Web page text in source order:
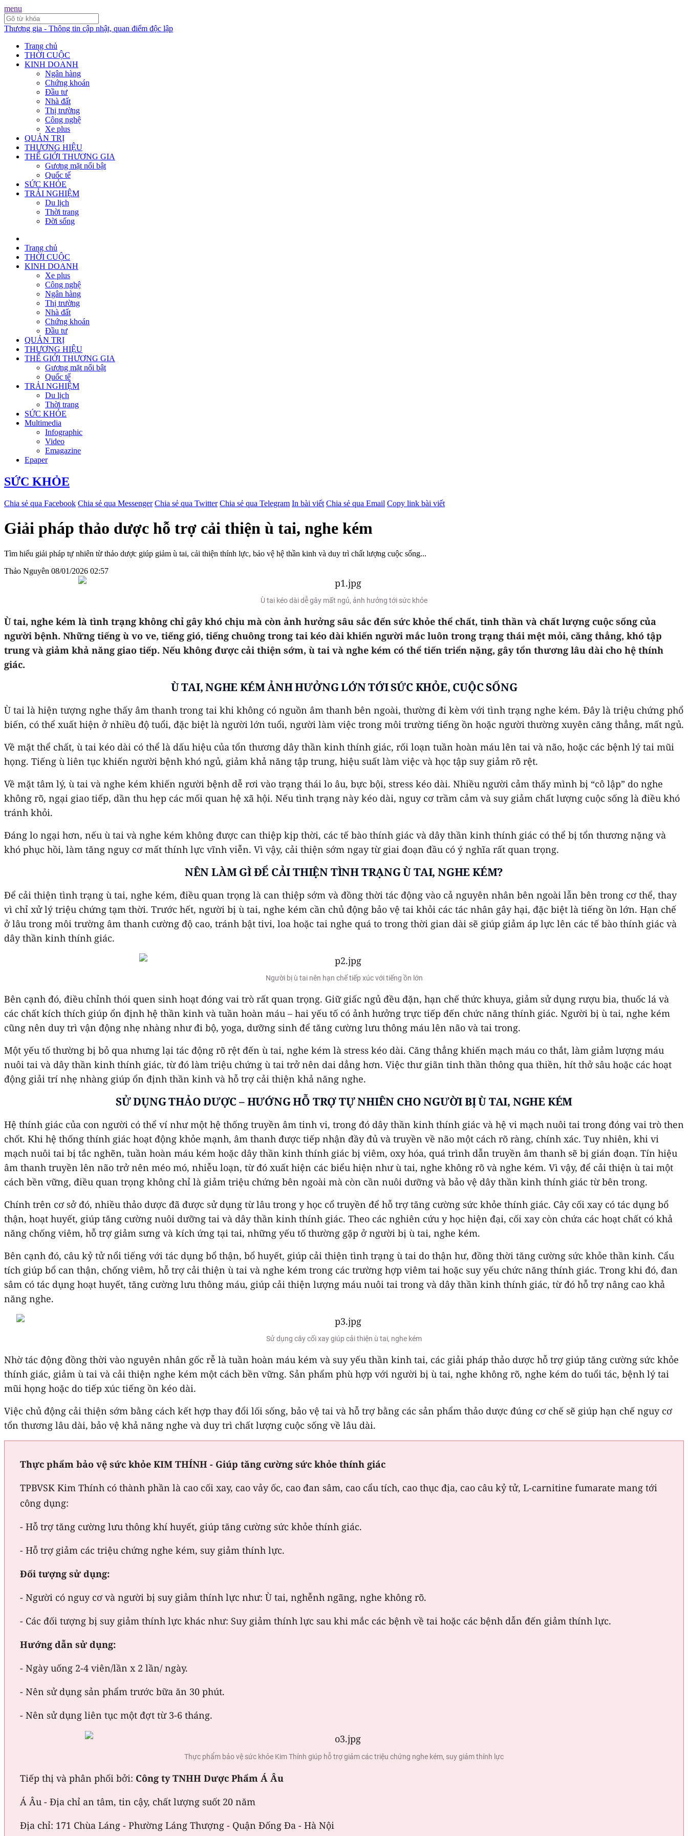
menu
Thương gia - Thông tin cập nhật, quan điểm độc lập
Trang chủ
THỜI CUỘC
KINH DOANH
Ngân hàng
Chứng khoán
Đầu tư
Nhà đất
Thị trường
Công nghệ
Xe plus
QUẢN TRỊ
THƯƠNG HIỆU
THẾ GIỚI THƯƠNG GIA
Gương mặt nổi bật
Quốc tế
SỨC KHỎE
TRẢI NGHIỆM
Du lịch
Thời trang
Đời sống
Trang chủ
THỜI CUỘC
KINH DOANH
Xe plus
Công nghệ
Ngân hàng
Thị trường
Nhà đất
Chứng khoán
Đầu tư
QUẢN TRỊ
THƯƠNG HIỆU
THẾ GIỚI THƯƠNG GIA
Gương mặt nổi bật
Quốc tế
TRẢI NGHIỆM
Du lịch
Thời trang
SỨC KHỎE
Multimedia
Infographic
Video
Emagazine
Epaper
SỨC KHỎE
Chia sẻ qua Facebook Chia sẻ qua Messenger Chia sẻ qua Twitter Chia sẻ qua Telegram In bài viết Chia sẻ qua Email Copy link bài viết
Giải pháp thảo dược hỗ trợ cải thiện ù tai, nghe kém
Tìm hiểu giải pháp tự nhiên từ thảo dược giúp giảm ù tai, cải thiện thính lực, bảo vệ hệ thần kinh và duy trì chất lượng cuộc sống...
Thảo Nguyên 08/01/2026 02:57
Ù tai kéo dài dễ gây mất ngủ, ảnh hưởng tới sức khỏe
Ù tai, nghe kém là tình trạng không chỉ gây khó chịu mà còn ảnh hưởng sâu sắc đến sức khỏe thể chất, tinh thần và chất lượng cuộc sống của
người bệnh. Những tiếng ù vo ve, tiếng gió, tiếng chuông trong tai kéo dài khiến người mắc luôn trong trạng thái mệt mỏi, căng thẳng, khó tập
trung và giảm khả năng giao tiếp. Nếu không được cải thiện sớm, ù tai và nghe kém có thể tiến triển nặng, gây tổn thương lâu dài cho hệ thính
giác.
Ù TAI, NGHE KÉM ẢNH HƯỞNG LỚN TỚI SỨC KHỎE, CUỘC SỐNG
Ù tai là hiện tượng nghe thấy âm thanh trong tai khi không có nguồn âm thanh bên ngoài, thường đi kèm với tình trạng nghe kém. Đây là triệu chứng phổ
biến, có thể xuất hiện ở nhiều độ tuổi, đặc biệt là người lớn tuổi, người làm việc trong môi trường tiếng ồn hoặc người thường xuyên căng thẳng, mất ngủ.
Về mặt thể chất, ù tai kéo dài có thể là dấu hiệu của tổn thương dây thần kinh thính giác, rối loạn tuần hoàn máu lên tai và não, hoặc các bệnh lý tai mũi
họng. Tiếng ù liên tục khiến người bệnh khó ngủ, giảm khả năng tập trung, hiệu suất làm việc và học tập suy giảm rõ rệt.
Về mặt tâm lý, ù tai và nghe kém khiến người bệnh dễ rơi vào trạng thái lo âu, bực bội, stress kéo dài. Nhiều người cảm thấy mình bị “cô lập” do nghe
không rõ, ngại giao tiếp, dần thu hẹp các mối quan hệ xã hội. Nếu tình trạng này kéo dài, nguy cơ trầm cảm và suy giảm chất lượng cuộc sống là điều khó
tránh khỏi.
Đáng lo ngại hơn, nếu ù tai và nghe kém không được can thiệp kịp thời, các tế bào thính giác và dây thần kinh thính giác có thể bị tổn thương nặng và
khó phục hồi, làm tăng nguy cơ mất thính lực vĩnh viễn. Vì vậy, cải thiện sớm ngay từ giai đoạn đầu có ý nghĩa rất quan trọng.
NÊN LÀM GÌ ĐỂ CẢI THIỆN TÌNH TRẠNG Ù TAI, NGHE KÉM?
Để cải thiện tình trạng ù tai, nghe kém, điều quan trọng là can thiệp sớm và đồng thời tác động vào cả nguyên nhân bên ngoài lẫn bên trong cơ thể, thay
vì chỉ xử lý triệu chứng tạm thời. Trước hết, người bị ù tai, nghe kém cần chủ động bảo vệ tai khỏi các tác nhân gây hại, đặc biệt là tiếng ồn lớn. Hạn chế
ở lâu trong môi trường âm thanh cường độ cao, tránh bật tivi, loa hoặc tai nghe quá to trong thời gian dài sẽ giúp giảm áp lực lên các tế bào thính giác và
dây thần kinh thính giác.
Người bị ù tai nên hạn chế tiếp xúc với tiếng ồn lớn
Bên cạnh đó, điều chỉnh thói quen sinh hoạt đóng vai trò rất quan trọng. Giữ giấc ngủ đều đặn, hạn chế thức khuya, giảm sử dụng rượu bia, thuốc lá và
các chất kích thích giúp ổn định hệ thần kinh và tuần hoàn máu – hai yếu tố có ảnh hưởng trực tiếp đến chức năng thính giác. Người bị ù tai, nghe kém
cũng nên duy trì vận động nhẹ nhàng như đi bộ, yoga, dưỡng sinh để tăng cường lưu thông máu lên não và tai trong.
Một yếu tố thường bị bỏ qua nhưng lại tác động rõ rệt đến ù tai, nghe kém là stress kéo dài. Căng thẳng khiến mạch máu co thắt, làm giảm lượng máu
nuôi tai và dây thần kinh thính giác, từ đó làm triệu chứng ù tai trở nên dai dẳng hơn. Việc thư giãn tinh thần thông qua thiền, hít thở sâu hoặc các hoạt
động giải trí nhẹ nhàng giúp ổn định thần kinh và hỗ trợ cải thiện khả năng nghe.
SỬ DỤNG THẢO DƯỢC – HƯỚNG HỖ TRỢ TỰ NHIÊN CHO NGƯỜI BỊ Ù TAI, NGHE KÉM
Hệ thính giác của con người có thể ví như một hệ thống truyền âm tinh vi, trong đó dây thần kinh thính giác và hệ vi mạch nuôi tai trong đóng vai trò then
chốt. Khi hệ thống thính giác hoạt động khỏe mạnh, âm thanh được tiếp nhận đầy đủ và truyền về não một cách rõ ràng, chính xác. Tuy nhiên, khi vi
mạch nuôi tai bị tắc nghẽn, tuần hoàn máu kém hoặc dây thần kinh thính giác bị viêm, oxy hóa, quá trình dẫn truyền âm thanh sẽ bị gián đoạn. Tín hiệu
âm thanh truyền lên não trở nên méo mó, nhiễu loạn, từ đó xuất hiện các biểu hiện như ù tai, nghe không rõ và nghe kém. Vì vậy, để cải thiện ù tai một
cách bền vững, điều quan trọng không chỉ là giảm triệu chứng bên ngoài mà còn cần nuôi dưỡng và bảo vệ dây thần kinh thính giác từ bên trong.
Chính trên cơ sở đó, nhiều thảo dược đã được sử dụng từ lâu trong y học cổ truyền để hỗ trợ tăng cường sức khỏe thính giác. Cây cối xay có tác dụng bổ
thận, hoạt huyết, giúp tăng cường nuôi dưỡng tai và dây thần kinh thính giác. Theo các nghiên cứu y học hiện đại, cối xay còn chứa các hoạt chất có khả
năng chống viêm, hỗ trợ giảm sưng và kích ứng tại tai, những yếu tố thường gặp ở người bị ù tai, nghe kém.
Bên cạnh đó, câu kỷ tử nổi tiếng với tác dụng bổ thận, bổ huyết, giúp cải thiện tình trạng ù tai do thận hư, đồng thời tăng cường sức khỏe thần kinh. Cẩu
tích giúp bổ can thận, chống viêm, hỗ trợ cải thiện ù tai và nghe kém trong các trường hợp viêm tai hoặc suy yếu chức năng thính giác. Trong khi đó, đan
sâm có tác dụng hoạt huyết, tăng cường lưu thông máu, giúp cải thiện lượng máu nuôi tai trong và dây thần kinh thính giác, từ đó hỗ trợ nâng cao khả
năng nghe.
Sử dụng cây cối xay giúp cải thiện ù tai, nghe kém
Nhờ tác động đồng thời vào nguyên nhân gốc rễ là tuần hoàn máu kém và suy yếu thần kinh tai, các giải pháp thảo dược hỗ trợ giúp tăng cường sức khỏe
thính giác, giảm ù tai và cải thiện nghe kém một cách bền vững. Sản phẩm phù hợp với người bị ù tai, nghe không rõ, nghe kém do tuổi tác, bệnh lý tai
mũi họng hoặc do tiếp xúc tiếng ồn kéo dài.
Việc chủ động cải thiện sớm bằng cách kết hợp thay đổi lối sống, bảo vệ tai và hỗ trợ bằng các sản phẩm thảo dược đúng cơ chế sẽ giúp hạn chế nguy cơ
tổn thương lâu dài, bảo vệ khả năng nghe và duy trì chất lượng cuộc sống về lâu dài.
Thực phẩm bảo vệ sức khỏe KIM THÍNH - Giúp tăng cường sức khỏe thính giác
TPBVSK Kim Thính có thành phần là cao cối xay, cao vảy ốc, cao đan sâm, cao cẩu tích, cao thục địa, cao câu kỷ tử, L-carnitine fumarate mang tới
công dụng:
- Hỗ trợ tăng cường lưu thông khí huyết, giúp tăng cường sức khỏe thính giác.
- Hỗ trợ giảm các triệu chứng nghe kém, suy giảm thính lực.
Đối tượng sử dụng:
- Người có nguy cơ và người bị suy giảm thính lực như: Ù tai, nghễnh ngãng, nghe không rõ.
- Các đối tượng bị suy giảm thính lực khác như: Suy giảm thính lực sau khi mắc các bệnh về tai hoặc các bệnh dẫn đến giảm thính lực.
Hướng dẫn sử dụng:
- Ngày uống 2-4 viên/lần x 2 lần/ ngày.
- Nên sử dụng sản phẩm trước bữa ăn 30 phút.
- Nên sử dụng liên tục một đợt từ 3-6 tháng.
Thực phẩm bảo vệ sức khỏe Kim Thính giúp hỗ trợ giảm các triệu chứng nghe kém, suy giảm thính lực
Tiếp thị và phân phối bởi: Công ty TNHH Dược Phẩm Á Âu
Á Âu - Địa chỉ an tâm, tin cậy, chất lượng suốt 20 năm
Địa chỉ: 171 Chùa Láng - Phường Láng Thượng - Quận Đống Đa - Hà Nội